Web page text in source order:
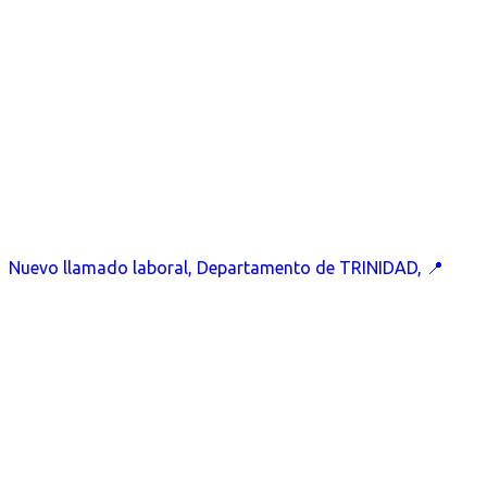
Nuevo llamado laboral, Departamento de TRINIDAD, 📍